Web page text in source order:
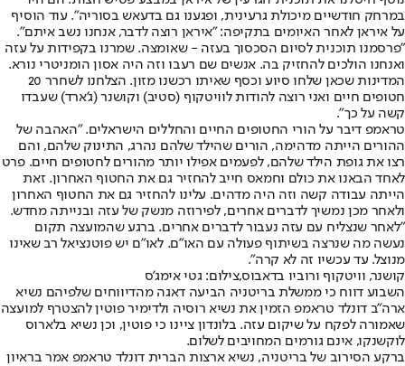
במרחק חודשיים מיכולת גרעינית, ופגענו גם בדעאש בסוריה". עוד הוסיף
על איראן לאחר האיומים בתקיפה: "איראן רוצה לדבר, אנחנו נשב איתם".
"פרסמנו תוכנית לסיום הסכסוך בעזה - שאומצה. שמרנו בקפידות על עזה
ואנחנו הולכים להחזיק בה. אנשים שם רעבו וזה היה אסון הומניטרי נורא.
המדינות שכאן שלחו סיוע וכסף שאיתו רכשנו מזון. הצלחנו לשחרר 20
חטופים חיים ואני רוצה להודות לוויטקוף (סטיב) וקושנר (ג'ארד) שעבדו
קשה על כך".
טראמפ דיבר על הורי החטופים החיים והחללים הישראלים. "האהבה של
ההורים הייתה מדהימה, הורים שהילד שלהם נהרג, התינוק שלהם, והם
רצו את גופת הילד שלהם, לפעמים אפילו יותר מהורים לחטופים חיים. פרט
לאחד הבאנו את כולם וחמאס חייב להחזיר גם את החטוף האחרון. זאת
הייתה עבודה קשה וזה היה מדהים. עלינו להחזיר גם את החטוף האחרון
ולאחר מכן נמשיך לדברים אחרים, לפירוזה מנשק של עזה ובנייתה מחדש.
"לאחר שנצליח עם עזה נעבור לדברים אחרים. ברגע שהמועצה תקום
נעשה מה שנרצה בשיתוף פעולה עם האו"ם. לאו"ם יש פוטנציאל רב שאינו
מנוצל. עד עכשיו זה לא קרה".
קושנר, וויטקוף ורוביו בדאבוס,צילום: גטי אימג'ס
השבוע דווח כי ממשלת בריטניה הביעה דאגה מהדיווחים שלפיהם נשיא
ארה"ב דונלד טראמפ הזמין את נשיא רוסיה ולדימיר פוטין להצטרף למועצה
שאמורה לפקח על שיקום עזה. בלונדון ציינו כי פוטין, וכן נשיא בלארוס
לוקשנקו, אינם גורמים המחויבים לשלום.
ברקע הסירוב של בריטניה, נשיא ארצות הברית דונלד טראמפ אמר בראיון